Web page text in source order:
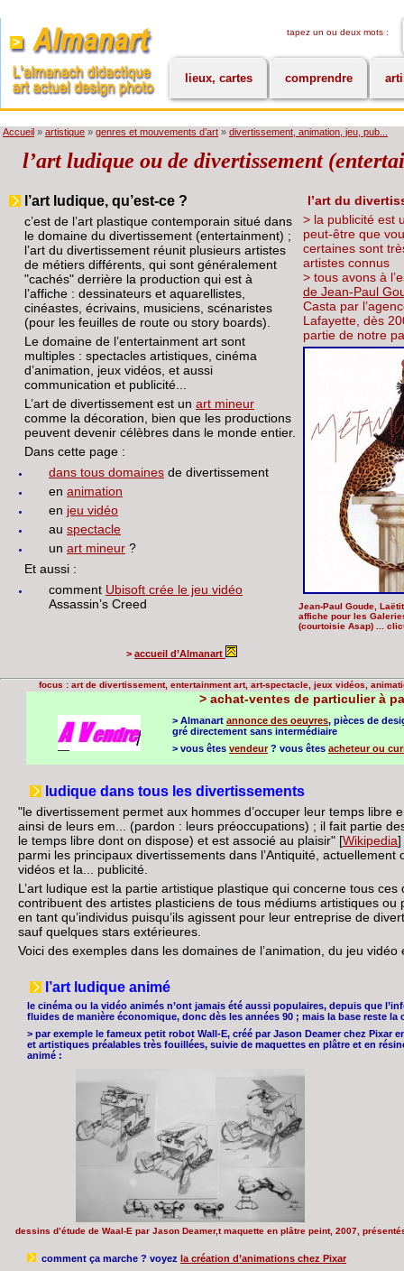
tapez un ou deux mots :
lieux, cartes comprendre
Accueil » artistique » genres et mouvements d’art » divertissement, animation, jeu, pub...
l’art ludique ou de divertissement
l’art ludique, qu’est-ce ?
c’est de l’art plastique contemporain situé dans
le domaine du divertissement (entertainment) ;
l’art du divertissement réunit plusieurs artistes
de métiers différents, qui sont généralement
"cachés" derrière la production qui est à
l’affiche : dessinateurs et aquarellistes,
cinéastes, écrivains, musiciens, scénaristes
(pour les feuilles de route ou story boards).
Le domaine de l’entertainment art sont
multiples : spectacles artistiques, cinéma
d’animation, jeux vidéos, et aussi
communication et publicité...
L’art de divertissement est un art mineur
comme la décoration, bien que les productions
peuvent devenir célèbres dans le monde entier.
Dans cette page :
dans tous domaines de divertissement
en animation
en jeu vidéo
au spectacle
un art mineur ?
Et aussi :
comment Ubisoft crée le jeu vidéo
Assassin’s Creed
l’art du
> la publicité est
peut-être que
certaines sont
artistes connus
> tous avons à
de Jean-Paul
Casta par
Lafayette, dès
partie de notre
Jean-Paul Goude,
affiche pour les
(courtoisie Asap) ...
> accueil d’Almanart
focus : art de divertissement, entertainment art, art-spectacle, jeux vidéos,
> achat-ventes de particulier à
> Almanart annonce des oeuvres, pièces de
gré directement sans intermédiaire
> vous êtes vendeur? vous êtes acheteur ou
ludique dans tous les divertissements
"le divertissement permet aux hommes d’occuper leur temps libre
ainsi de leurs em... (pardon : leurs préoccupations) ; il fait partie
le temps libre dont on dispose) et est associé au plaisir" [Wikipedia]
parmi les principaux divertissements dans l’Antiquité,
vidéos et la... publicité.
L’art ludique est la partie artistique plastique qui concerne tous
contribuent des artistes plasticiens de tous médiums artistiques
en tant qu’individus puisqu’ils agissent pour leur entreprise de
sauf quelques stars extérieures.
Voici des exemples dans les domaines de l’animation, du jeu vidéo
l’art ludique animé
le cinéma ou la vidéo animés n’ont jamais été aussi populaires, depuis que
fluides de manière économique, donc dès les années 90 ; mais la base reste
> par exemple le fameux petit robot Wall-E, créé par Jason Deamer chez Pixar
et artistiques préalables très fouillées, suivie de maquettes en plâtre et en
animé :
dessins d’étude de Waal-E par Jason Deamer,t maquette en plâtre peint, 2007,
comment ça marche ? voyez la création d’animations chez Pixar